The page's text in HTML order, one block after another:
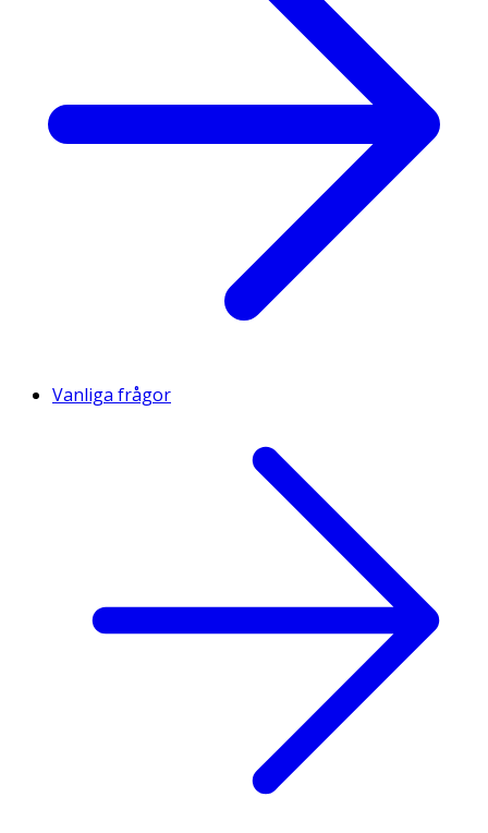
Vanliga frågor